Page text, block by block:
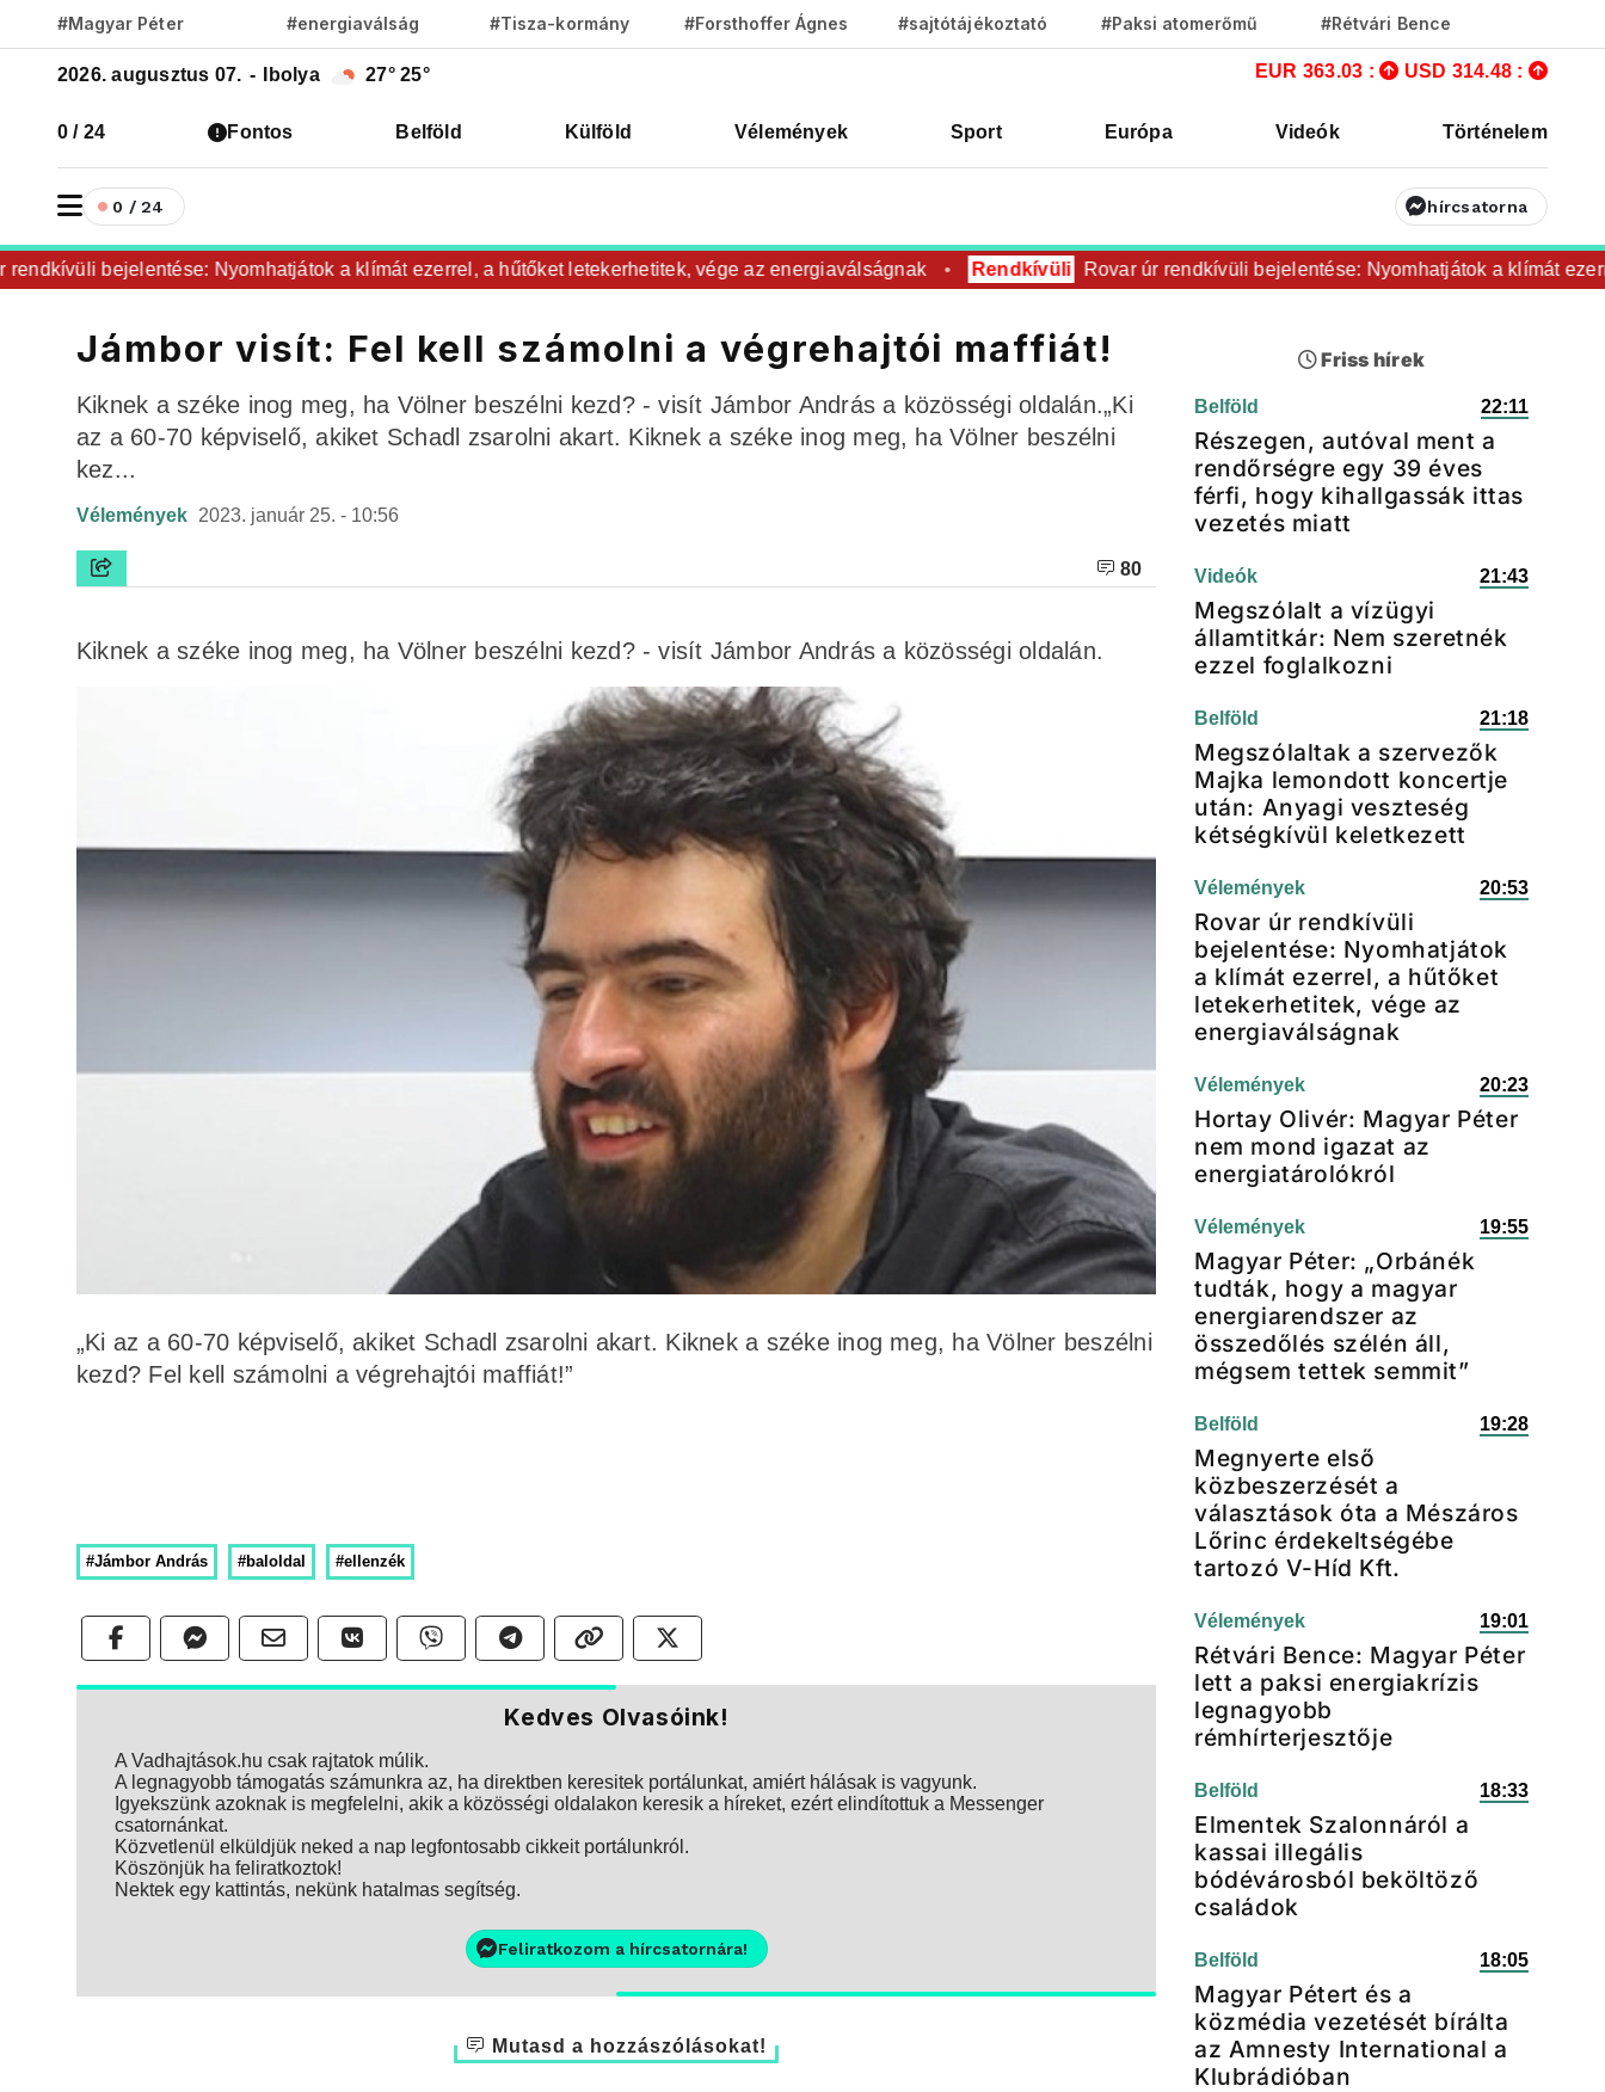
#Magyar Péter #energiaválság #Tisza-kormány #Forsthoffer Ágnes #sajtótájékoztató #Paksi atomerőmű #Rétvári Bence
2026. augusztus 07. - Ibolya 27° 25° EUR 363.03 : USD 314.48 :
0 / 24 Fontos Belföld Külföld Vélemények Sport Európa Videók Történelem
0 / 24 hírcsatorna
bejelentése: Nyomhatjátok a klímát ezerrel, a hűtőket letekerhetitek, vége az energiaválságnak Rendkívüli Rovar úr rendkívüli bejelentése: Nyomhatjátok a klímát ezerrel,
Jámbor visít: Fel kell számolni a végrehajtói maffiát!
Kiknek a széke inog meg, ha Völner beszélni kezd? - visít Jámbor András a közösségi oldalán.„Ki
az a 60-70 képviselő, akiket Schadl zsarolni akart. Kiknek a széke inog meg, ha Völner beszélni
kez...
Vélemények 2023. január 25. - 10:56
80
Kiknek a széke inog meg, ha Völner beszélni kezd? - visít Jámbor András a közösségi oldalán.
„Ki az a 60-70 képviselő, akiket Schadl zsarolni akart. Kiknek a széke inog meg, ha Völner beszélni
kezd? Fel kell számolni a végrehajtói maffiát!”
#Jámbor András #baloldal #ellenzék
Kedves Olvasóink!
A Vadhajtások.hu csak rajtatok múlik.
A legnagyobb támogatás számunkra az, ha direktben keresitek portálunkat, amiért hálásak is vagyunk.
Igyekszünk azoknak is megfelelni, akik a közösségi oldalakon keresik a híreket, ezért elindítottuk a Messenger
csatornánkat.
Közvetlenül elküldjük neked a nap legfontosabb cikkeit portálunkról.
Köszönjük ha feliratkoztok!
Nektek egy kattintás, nekünk hatalmas segítség.
Feliratkozom a hírcsatornára!
Mutasd a hozzászólásokat!
Friss hírek
Belföld 22:11
Részegen, autóval ment a
rendőrségre egy 39 éves
férfi, hogy kihallgassák ittas
vezetés miatt
Videók 21:43
Megszólalt a vízügyi
államtitkár: Nem szeretnék
ezzel foglalkozni
Belföld 21:18
Megszólaltak a szervezők
Majka lemondott koncertje
után: Anyagi veszteség
kétségkívül keletkezett
Vélemények 20:53
Rovar úr rendkívüli
bejelentése: Nyomhatjátok
a klímát ezerrel, a hűtőket
letekerhetitek, vége az
energiaválságnak
Vélemények 20:23
Hortay Olivér: Magyar Péter
nem mond igazat az
energiatárolókról
Vélemények 19:55
Magyar Péter: „Orbánék
tudták, hogy a magyar
energiarendszer az
összedőlés szélén áll,
mégsem tettek semmit”
Belföld 19:28
Megnyerte első
közbeszerzését a
választások óta a Mészáros
Lőrinc érdekeltségébe
tartozó V-Híd Kft.
Vélemények 19:01
Rétvári Bence: Magyar Péter
lett a paksi energiakrízis
legnagyobb
rémhírterjesztője
Belföld 18:33
Elmentek Szalonnáról a
kassai illegális
bódévárosból beköltöző
családok
Belföld 18:05
Magyar Pétert és a
közmédia vezetését bírálta
az Amnesty International a
Klubrádióban